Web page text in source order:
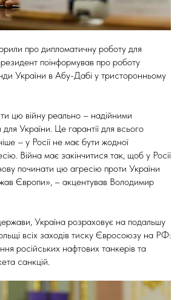
про дипломатичну роботу для
поінформував про роботу
України в Абу-Дабі у тристоронньому
цю війну реально – надійними
України. Це гарантії для всього
– у Росії не має бути жодної
Війна має закінчитися так, щоб у Росії
починати цю агресію проти України
Європи», – акцентував Володимир
Україна розраховує на подальшу
всіх заходів тиску Євросоюзу на РФ:
російських нафтових танкерів та
санкцій.